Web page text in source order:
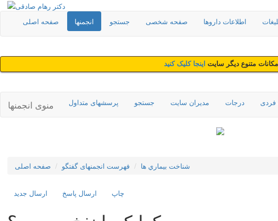
صفحه اصلی انجمنها جستجو صفحه شخصی اطلاعات داروها
متنوع دیگر سایت اینجا کلیک کنید
منوی انجمنها پرسشهای متداول جستجو مدیران سایت درجات
صفحه اصلی فهرست انجمنهای گفتگو شناخت بيماري ها
ارسال جديد ارسال پاسخ چاپ